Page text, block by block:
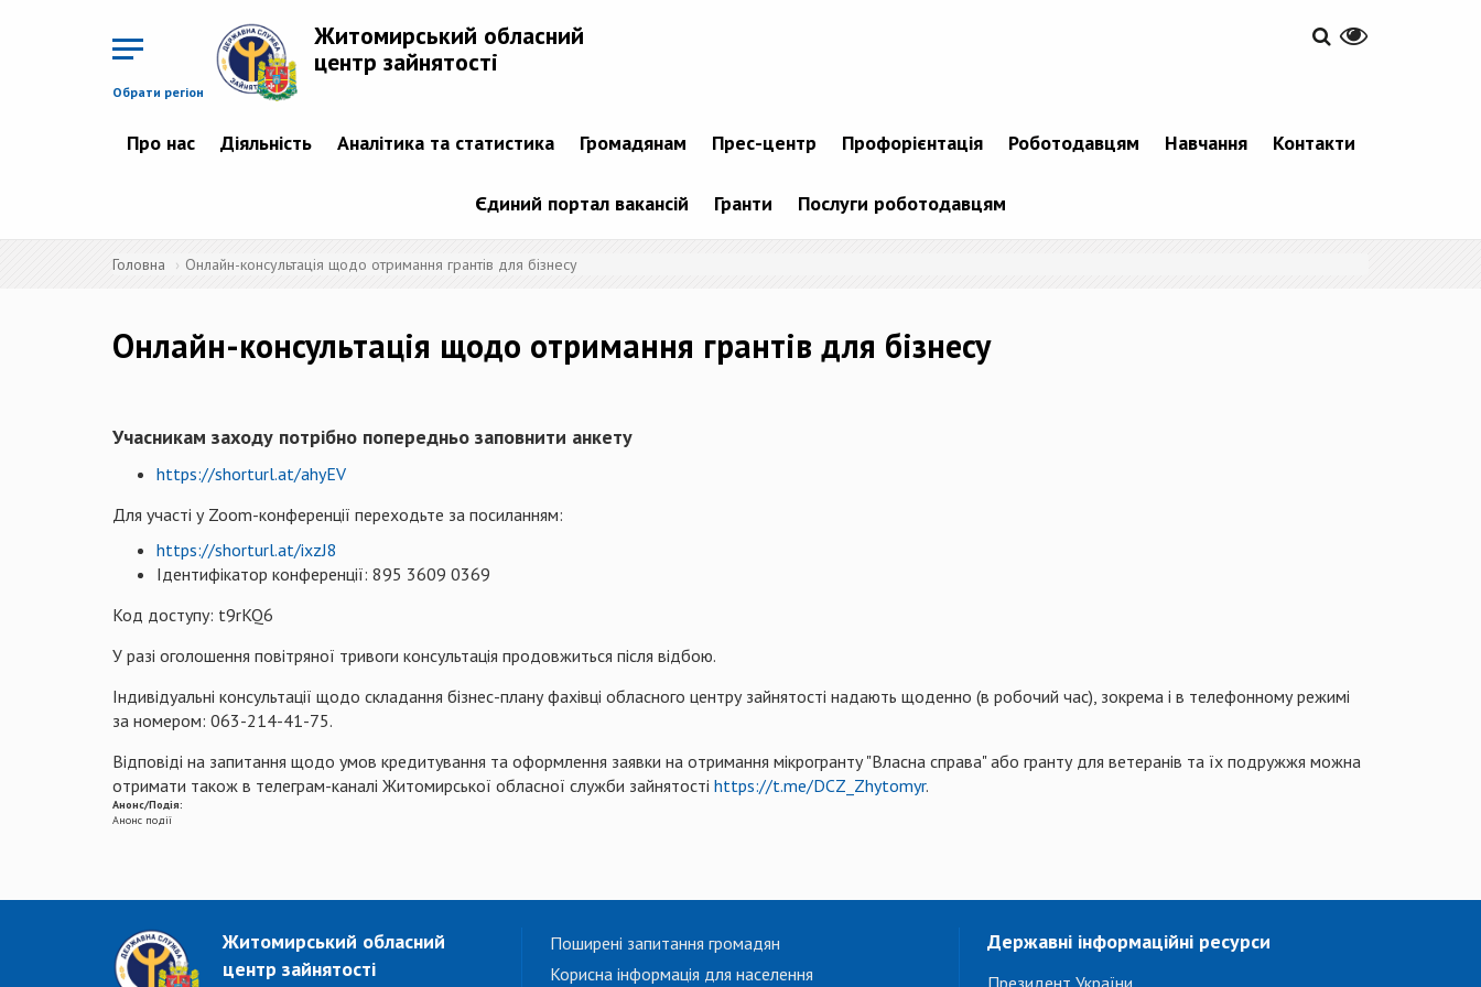
Обрати регіон
Житомирський обласний
центр зайнятості
Про нас Діяльність Аналітика та статистика Громадянам Прес-центр Профорієнтація Роботодавцям Навчання Контакти
Єдиний портал вакансій Гранти Послуги роботодавцям
Головна Онлайн-консультація щодо отримання грантів для бізнесу
Онлайн-консультація щодо отримання грантів для бізнесу
Учасникам заходу потрібно попередньо заповнити анкету
https://shorturl.at/ahyEV
Для участі у Zoom-конференції переходьте за посиланням:
https://shorturl.at/ixzJ8
Ідентифікатор конференції: 895 3609 0369
Код доступу: t9rKQ6
У разі оголошення повітряної тривоги консультація продовжиться після відбою.
Індивідуальні консультації щодо складання бізнес-плану фахівці обласного центру зайнятості надають щоденно (в робочий час), зокрема і в телефонному режимі
за номером: 063-214-41-75.
Відповіді на запитання щодо умов кредитування та оформлення заявки на отримання мікрогранту "Власна справа" або гранту для ветеранів та їх подружжя можна
отримати також в телеграм-каналі Житомирської обласної служби зайнятості https://t.me/DCZ_Zhytomyr.
Анонс/Подія:
Анонс події
Житомирський обласний
центр зайнятості
Поширені запитання громадян
Корисна інформація для населення
Державні інформаційні ресурси